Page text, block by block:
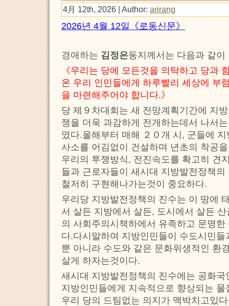
4月 12th, 2026 | Author: arirang
2026년 4월 12일《로동신문》
경애하는 김정은동지께서는 다음과 같이
《우리는 당에 모든것을 의탁하고 당과
온 우리 인민들에게 하루빨리 세상에 부
을 마련해주어야 합니다.》
당 제９차대회는 새 전망계획기간에 지
쟁을 더욱 과감하게 전개하는데서 나서
였다.올해부터 매해 ２０개 시, 군들에
사소를 어김없이 건설하며 년초의 착공
우리의 투쟁방식, 전진속도를 확고히 견
들과 근로자들이 새시대 지방발전정책
철저히 구현해나가는것이 중요하다.
우리당 지방발전정책의 진수는 이 땅에
서 살든 지방에서 살든, 도시에서 살든
의 사회주의시책하에서 유족하고 문명
다.다시말하여 지방인민들이 수도시민
뿐 아니라 수도와 같은 문화위생적인 환
살게 하자는것이다.
새시대 지방발전정책의 진수에는 공화
지방인민들에게 지속적으로 향상되는
우리 당의 드팀없는 의지가 맥박치고있